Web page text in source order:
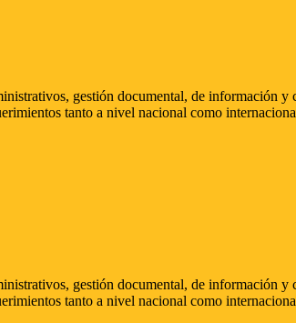
gestión documental, de información y
tanto a nivel nacional como
gestión documental, de información y
tanto a nivel nacional como